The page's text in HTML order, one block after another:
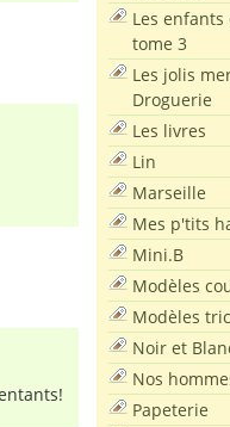
Les enfants
tome 3
Les jolis
Droguerie
Les livres
Lin
Marseille
Mes p'tits
Mini.B
Modèles
Modèles
Noir et
Nos
Papeterie